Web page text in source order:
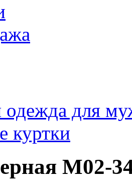
одежда для
куртки
M02-